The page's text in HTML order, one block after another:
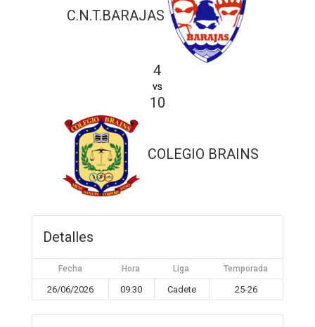
C.N.T.BARAJAS
4
vs
10
COLEGIO BRAINS
Detalles
Fecha Hora Liga Temporada
26/06/2026 09:30 Cadete 25-26